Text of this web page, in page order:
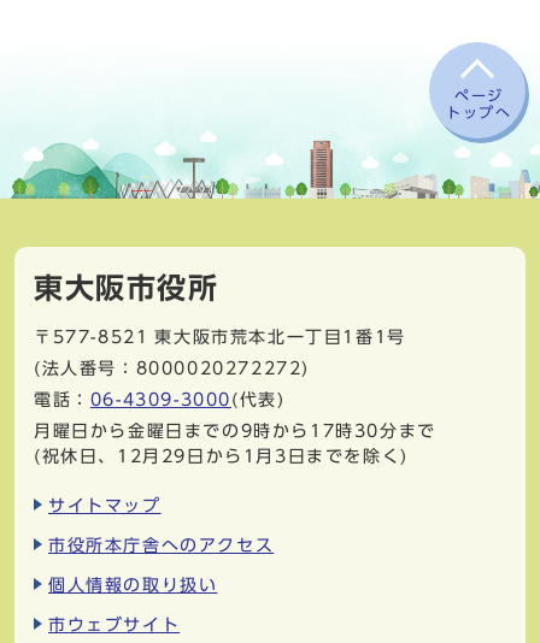
ページ
トップへ
東大阪市役所
〒577-8521
東大阪市荒本北一丁目1番1号
(法人番号：8000020272272)
電話： 06-4309-3000 (代表)
月曜日から金曜日までの9時から17時30分まで
(祝休日、12月29日から1月3日までを除く)
サイトマップ
市役所本庁舎へのアクセス
個人情報の取り扱い
市ウェブサイト